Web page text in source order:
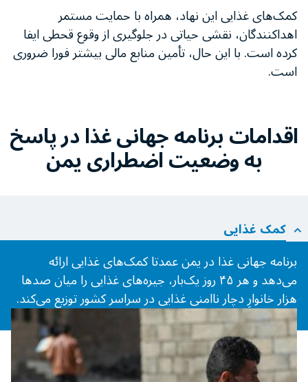
کمک‌های غذایی این نهاد، همراه با حمایت مستمر
اهداکنندگان، نقشی حیاتی در جلوگیری از وقوع قحطی ایفا
کرده است. با این حال، تأمین منابع مالی بیشتر فورا ضروری
است.
اقدامات برنامه جهانی غذا در پاسخ
به وضعیت اضطراری یمن
کمک غذایی
برنامه جهانی غذا در یمن عمدتا کمک‌های غذایی ارائه
می‌دهد و هر ۴۵ روز یک‌بار، جیره‌های غذایی را میان صدها
هزار خانوارِ دچار ناامنی غذایی در سراسر کشور توزیع می‌کند.